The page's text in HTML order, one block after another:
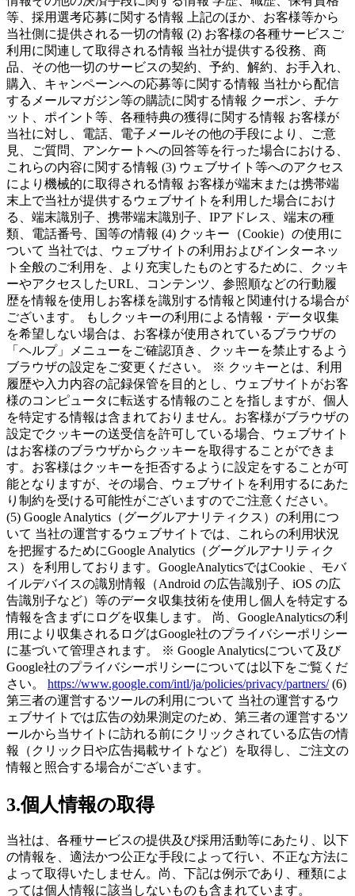
等、採用選考応募に関する情報 上記のほか、お客様等から
当社側に提供される一切の情報 (2) お客様の各種サービスご
利用に関連して取得される情報 当社が提供する役務、商
品、その他一切のサービスの契約、予約、解約、お手入れ、
購入、キャンペーンへの応募等に関する情報 当社から配信
するメールマガジン等の購読に関する情報 クーポン、チケ
ット、ポイント等、各種特典の獲得に関する情報 お客様が
当社に対し、電話、電子メールその他の手段により、ご意
見、ご質問、アンケートへの回答等を行った場合における、
これらの内容に関する情報 (3) ウェブサイト等へのアクセス
により機械的に取得される情報 お客様が端末または携帯端
末上で当社が提供するウェブサイトを利用した場合におけ
る、端末識別子、携帯端末識別子、IPアドレス、端末の種
類、電話番号、国等の情報 (4) クッキー（Cookie）の使用に
ついて 当社では、ウェブサイトの利用およびインターネッ
ト全般のご利用を、より充実したものとするために、クッキ
ーやアクセスしたURL、コンテンツ、参照順などの行動履
歴を情報を使用しお客様を識別する情報と関連付ける場合が
ございます。 もしクッキーの利用による情報・データ収集
を希望しない場合は、お客様が使用されているブラウザの
「ヘルプ」メニューをご確認頂き、クッキーを禁止するよう
ブラウザの設定をご変更ください。
※ クッキーとは、利用
履歴や入力内容の記録保管を目的とし、ウェブサイトがお客
様のコンピュータに転送する情報のことを指しますが、個人
を特定する情報は含まれておりません。お客様がブラウザの
設定でクッキーの送受信を許可している場合、ウェブサイト
はお客様のブラウザからクッキーを取得することができま
す。お客様はクッキーを拒否するように設定をすることが可
能となりますが、その場合、ウェブサイトを利用するにあた
り制約を受ける可能性がございますのでご注意ください。
(5) Google Analytics（グーグルアナリティクス）の利用につ
いて 当社の運営するウェブサイトでは、これらの利用状況
を把握するためにGoogle Analytics（グーグルアナリティク
ス）を利用しております。GoogleAnalyticsではCookie 、モバ
イルデバイスの識別情報（Android の広告識別子、iOS の広
告識別子など）等のデータ収集技術を使用し個人を特定する
情報を含まずにログを収集します。 尚、GoogleAnalyticsの利
用により収集されるログはGoogle社のプライバシーポリシー
に基づいて管理されます。
※ Google Analyticsについて及び
Google社のプライバシーポリシーについては以下をご覧くだ
さい。 https://www.google.com/intl/ja/policies/privacy/partners/(6)
第三者の運営するツールの利用について 当社の運営するウ
ェブサイトでは広告の効果測定のため、第三者の運営するツ
ールから当サイトに訪れる前にクリックされている広告の情
報（クリック日や広告掲載サイトなど）を取得し、ご注文の
情報と照合する場合がございます。
3.個人情報の取得
当社は、各種サービスの提供及び採用活動等にあたり、以下
の情報を、適法かつ公正な手段によって行い、不正な方法に
よって取得いたしません。尚、下記は例示であり、種類によ
っては個人情報に該当しないものも含まれています。